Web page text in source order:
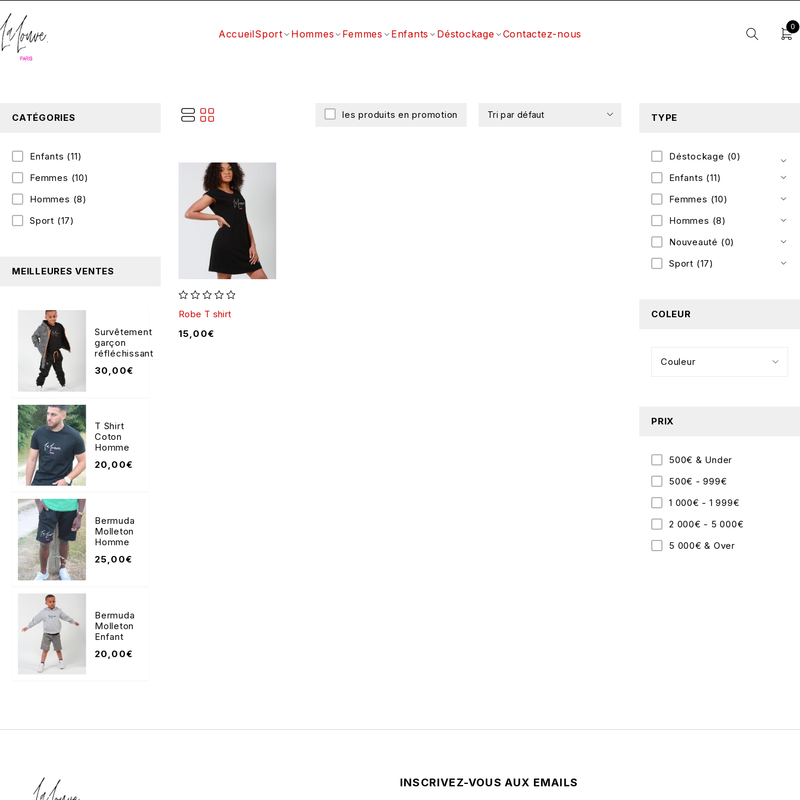
AccueilSport Hommes Femmes Enfants Déstockage Contactez-nous
0
CATÉGORIES
Enfants (11)
Femmes (10)
Hommes (8)
Sport (17)
MEILLEURES VENTES
Survêtement
garçon
réfléchissant
30,00€
T Shirt
Coton
Homme
20,00€
Bermuda
Molleton
Homme
25,00€
Bermuda
Molleton
Enfant
20,00€
les produits en promotion Tri par défaut
Robe T shirt
15,00€
TYPE
Déstockage (0)
Enfants (11)
Femmes (10)
Hommes (8)
Nouveauté (0)
Sport (17)
COLEUR
PRIX
500€ & Under
500€ - 999€
1 000€ - 1 999€
2 000€ - 5 000€
5 000€ & Over
INSCRIVEZ-VOUS AUX EMAILS